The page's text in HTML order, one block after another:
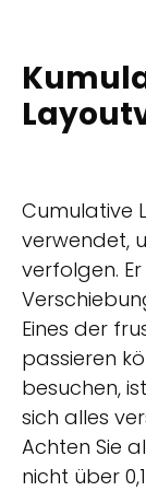
Cumulative
verwendet,
verfolgen.
Eines der
passieren
besuchen,
sich alles
Achten Sie
nicht über